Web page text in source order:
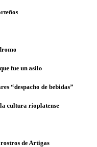
fue un asilo
“despacho de bebidas”
cultura rioplatense
de Artigas